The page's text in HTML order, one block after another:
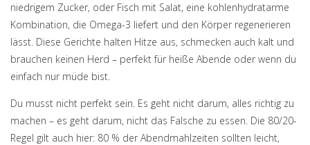
niedrigem Zucker, oder Fisch mit Salat, eine kohlenhydratarme
Kombination, die Omega-3 liefert und den Körper regenerieren
lässt. Diese Gerichte halten Hitze aus, schmecken auch kalt und
brauchen keinen Herd – perfekt für heiße Abende oder wenn du
einfach nur müde bist.
Du musst nicht perfekt sein. Es geht nicht darum, alles richtig zu
machen – es geht darum, nicht das Falsche zu essen. Die 80/20-
Regel gilt auch hier: 80 % der Abendmahlzeiten sollten leicht,